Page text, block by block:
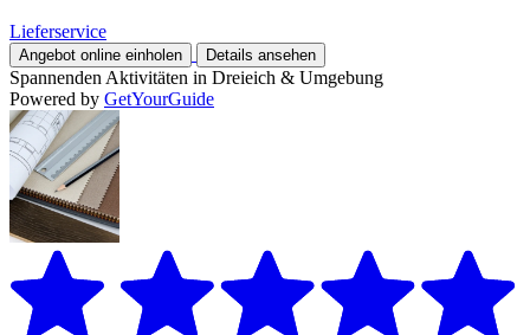
Lieferservice
Angebot online einholen Details ansehen
Spannenden Aktivitäten in Dreieich & Umgebung
Powered by GetYourGuide